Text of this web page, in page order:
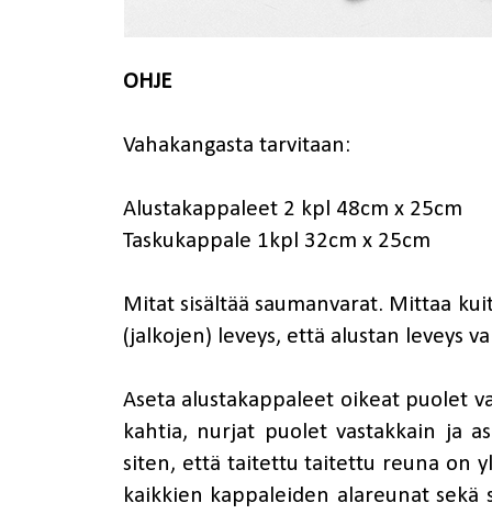
OHJE
Vahakangasta tarvitaan:
Alustakappaleet 2 kpl 48cm x 25cm
Taskukappale 1kpl 32cm x 25cm
Mitat sisältää saumanvarat. Mittaa
(jalkojen) leveys, että alustan leveys
Aseta alustakappaleet oikeat puolet
kahtia, nurjat puolet vastakkain ja
siten, että taitettu taitettu reuna on
kaikkien kappaleiden alareunat